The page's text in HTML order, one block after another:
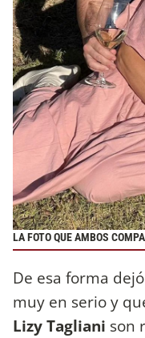
LA FOTO QUE AMBOS
De esa forma
muy en serio y
Lizy Tagliani son